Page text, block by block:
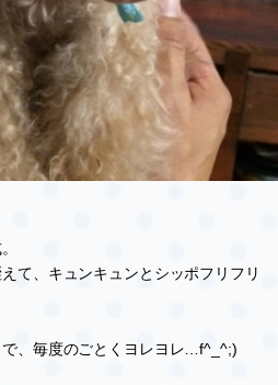
て、キュンキュンとシッポフリフリ
、毎度のごとくヨレヨレ…f^_^;)